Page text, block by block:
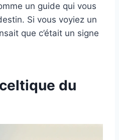
un guide qui vous
Si vous voyiez un
que c’était un signe
du